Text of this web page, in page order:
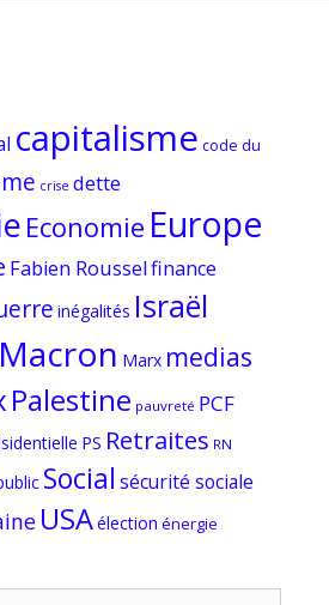
capitalisme code du
crise dette
Economie Europe
Fabien Rousselfinance
inégalités Israël
Macron Marx medias
Palestine pauvreté PCF
PS Retraites RN
Social sécurité sociale
USAélection énergie